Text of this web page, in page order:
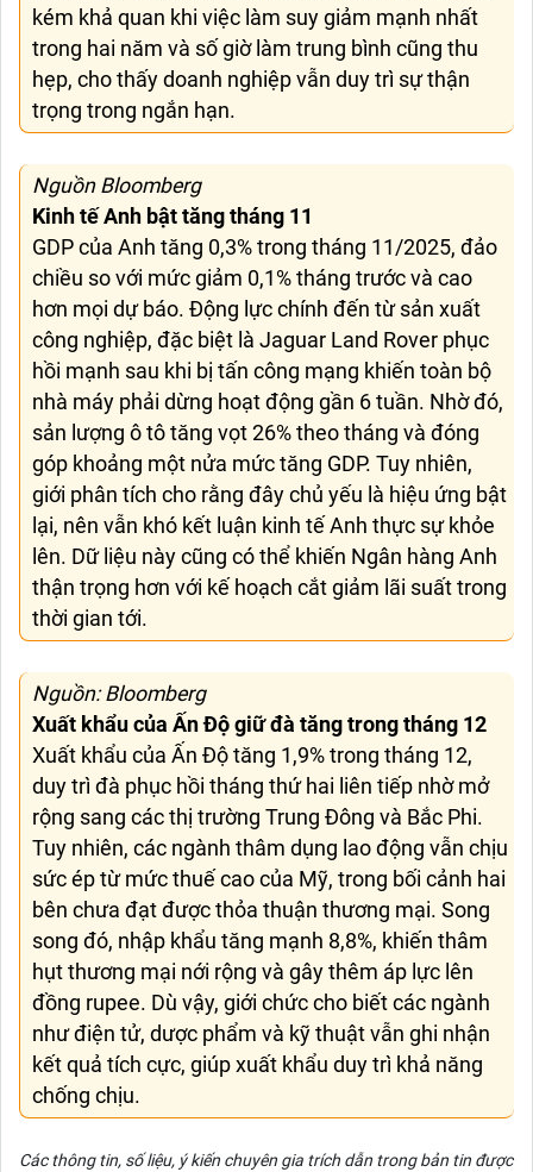
kém khả quan khi việc làm suy giảm mạnh nhất
trong hai năm và số giờ làm trung bình cũng thu
hẹp, cho thấy doanh nghiệp vẫn duy trì sự thận
trọng trong ngắn hạn.
Nguồn Bloomberg
Kinh tế Anh bật tăng tháng 11
GDP của Anh tăng 0,3% trong tháng 11/2025, đảo
chiều so với mức giảm 0,1% tháng trước và cao
hơn mọi dự báo. Động lực chính đến từ sản xuất
công nghiệp, đặc biệt là Jaguar Land Rover phục
hồi mạnh sau khi bị tấn công mạng khiến toàn bộ
nhà máy phải dừng hoạt động gần 6 tuần. Nhờ đó,
sản lượng ô tô tăng vọt 26% theo tháng và đóng
góp khoảng một nửa mức tăng GDP. Tuy nhiên,
giới phân tích cho rằng đây chủ yếu là hiệu ứng bật
lại, nên vẫn khó kết luận kinh tế Anh thực sự khỏe
lên. Dữ liệu này cũng có thể khiến Ngân hàng Anh
thận trọng hơn với kế hoạch cắt giảm lãi suất trong
thời gian tới.
Nguồn: Bloomberg
Xuất khẩu của Ấn Độ giữ đà tăng trong tháng 12
Xuất khẩu của Ấn Độ tăng 1,9% trong tháng 12,
duy trì đà phục hồi tháng thứ hai liên tiếp nhờ mở
rộng sang các thị trường Trung Đông và Bắc Phi.
Tuy nhiên, các ngành thâm dụng lao động vẫn chịu
sức ép từ mức thuế cao của Mỹ, trong bối cảnh hai
bên chưa đạt được thỏa thuận thương mại. Song
song đó, nhập khẩu tăng mạnh 8,8%, khiến thâm
hụt thương mại nới rộng và gây thêm áp lực lên
đồng rupee. Dù vậy, giới chức cho biết các ngành
như điện tử, dược phẩm và kỹ thuật vẫn ghi nhận
kết quả tích cực, giúp xuất khẩu duy trì khả năng
chống chịu.
Các thông tin, số liệu, ý kiến chuyên gia trích dẫn trong bản tin được